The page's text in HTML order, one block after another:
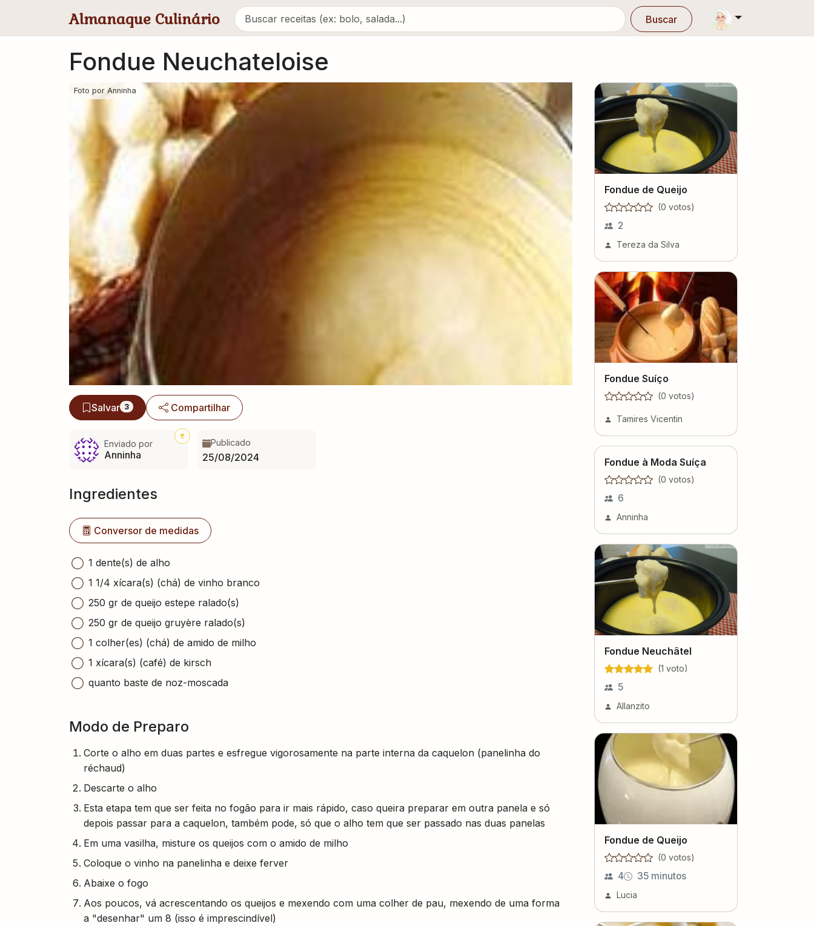
Almanaque Culinário Buscar
Fondue Neuchateloise
Foto por Anninha
Salvar 3 Compartilhar
Enviado por
Anninha
Publicado
25/08/2024
Ingredientes
Conversor de medidas
1 dente(s) de alho
1 1/4 xícara(s) (chá) de vinho branco
250 gr de queijo estepe ralado(s)
250 gr de queijo gruyère ralado(s)
1 colher(es) (chá) de amido de milho
1 xícara(s) (café) de kirsch
quanto baste de noz-moscada
Modo de Preparo
Corte o alho em duas partes e esfregue vigorosamente na parte interna da caquelon (panelinha do
réchaud)
Descarte o alho
Esta etapa tem que ser feita no fogão para ir mais rápido, caso queira preparar em outra panela e só
depois passar para a caquelon, também pode, só que o alho tem que ser passado nas duas panelas
Em uma vasilha, misture os queijos com o amido de milho
Coloque o vinho na panelinha e deixe ferver
Abaixe o fogo
Aos poucos, vá acrescentando os queijos e mexendo com uma colher de pau, mexendo de uma forma
a "desenhar" um 8 (isso é imprescindível)
Fondue de Queijo
(0 votos)
2
Tereza da Silva
Fondue Suíço
(0 votos)
Tamires Vicentin
Fondue à Moda Suíça
(0 votos)
6
Anninha
Fondue Neuchâtel
(1 voto)
5
Allanzito
Fondue de Queijo
(0 votos)
4 35 minutos
Lucia